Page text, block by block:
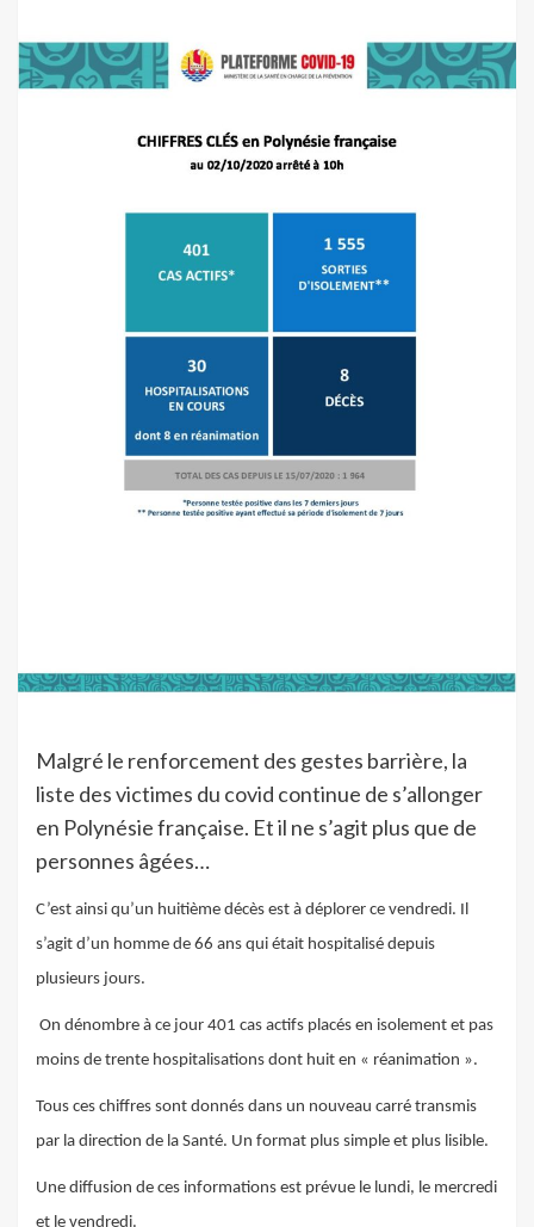
Malgré le renforcement des gestes barrière, la
liste des victimes du covid continue de s’allonger
en Polynésie française. Et il ne s’agit plus que de
personnes âgées…
C’est ainsi qu’un huitième décès est à déplorer ce vendredi. Il
s’agit d’un homme de 66 ans qui était hospitalisé depuis
plusieurs jours.
On dénombre à ce jour 401 cas actifs placés en isolement et pas
moins de trente hospitalisations dont huit en « réanimation ».
Tous ces chiffres sont donnés dans un nouveau carré transmis
par la direction de la Santé. Un format plus simple et plus lisible.
Une diffusion de ces informations est prévue le lundi, le mercredi
et le vendredi.